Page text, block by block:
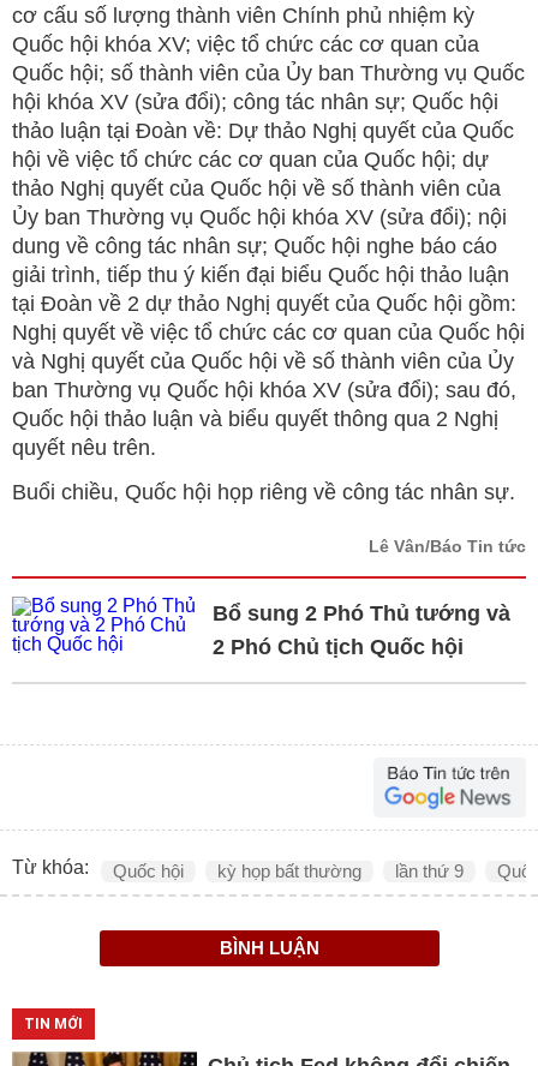
cơ cấu số lượng thành viên Chính phủ nhiệm kỳ
Quốc hội khóa XV; việc tổ chức các cơ quan của
Quốc hội; số thành viên của Ủy ban Thường vụ Quốc
hội khóa XV (sửa đổi); công tác nhân sự; Quốc hội
thảo luận tại Đoàn về: Dự thảo Nghị quyết của Quốc
hội về việc tổ chức các cơ quan của Quốc hội; dự
thảo Nghị quyết của Quốc hội về số thành viên của
Ủy ban Thường vụ Quốc hội khóa XV (sửa đổi); nội
dung về công tác nhân sự; Quốc hội nghe báo cáo
giải trình, tiếp thu ý kiến đại biểu Quốc hội thảo luận
tại Đoàn về 2 dự thảo Nghị quyết của Quốc hội gồm:
Nghị quyết về việc tổ chức các cơ quan của Quốc hội
và Nghị quyết của Quốc hội về số thành viên của Ủy
ban Thường vụ Quốc hội khóa XV (sửa đổi); sau đó,
Quốc hội thảo luận và biểu quyết thông qua 2 Nghị
quyết nêu trên.
Buổi chiều, Quốc hội họp riêng về công tác nhân sự.
Lê Vân/Báo Tin tức
Bổ sung 2 Phó Thủ tướng và
2 Phó Chủ tịch Quốc hội
Từ khóa: Quốc hội kỳ họp bất thường lần thứ 9
BÌNH LUẬN
TIN MỚI